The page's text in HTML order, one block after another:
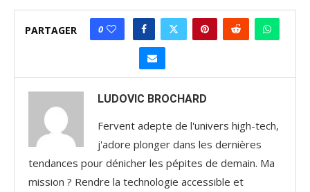
PARTAGER 0
LUDOVIC BROCHARD
Fervent adepte de l'univers high-tech,
j'adore plonger dans les dernières
tendances pour dénicher les pépites de demain. Ma
mission ? Rendre la technologie accessible et